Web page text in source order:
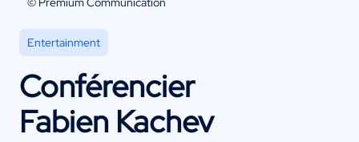
Entertainment
Conférencier
Fabien Kachev